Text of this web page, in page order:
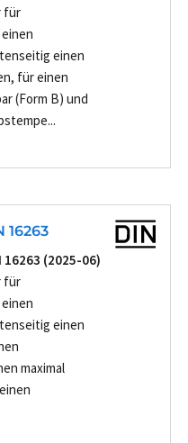
für
einen
für einen
(Form B) und
(2025-06)
für
einen
maximal